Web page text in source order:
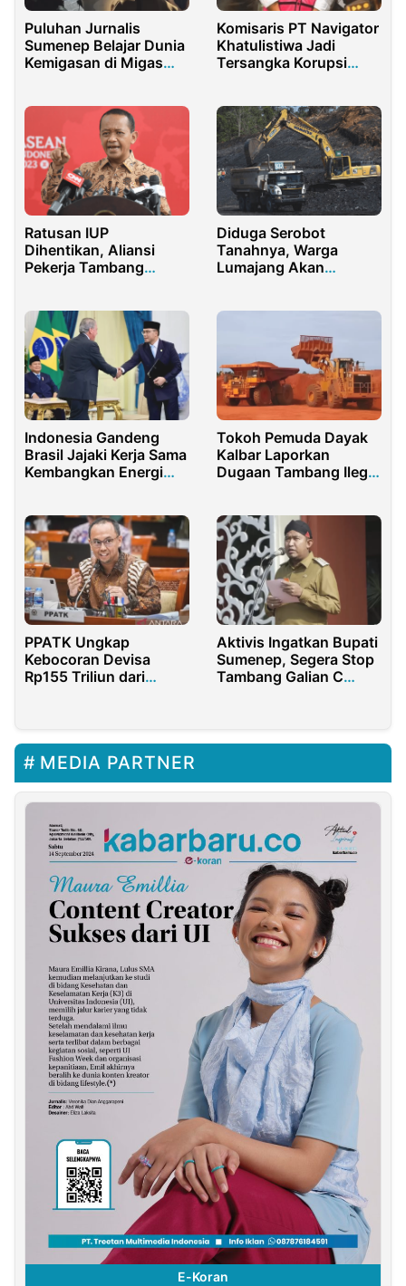
Puluhan Jurnalis
Sumenep Belajar Dunia
Kemigasan di Migas
Komisaris PT Navigator
Khatulistiwa Jadi
Tersangka Korupsi
Ratusan IUP
Dihentikan, Aliansi
Pekerja Tambang
Diduga Serobot
Tanahnya, Warga
Lumajang Akan
Indonesia Gandeng
Brasil Jajaki Kerja Sama
Kembangkan Energi
Tokoh Pemuda Dayak
Kalbar Laporkan
Dugaan Tambang Ilegal
PPATK Ungkap
Kebocoran Devisa
Rp155 Triliun dari
Aktivis Ingatkan Bupati
Sumenep, Segera Stop
Tambang Galian C
MEDIA PARTNER
E-Koran